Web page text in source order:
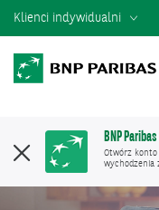
Klienci indywidualni
BNP
Otwórz konto
wychodzenia